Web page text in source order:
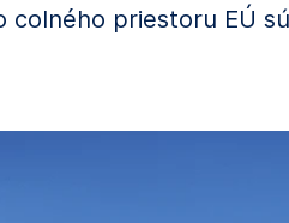
colného priestoru EÚ